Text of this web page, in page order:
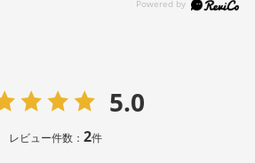
5.0
レビュー件数：2件